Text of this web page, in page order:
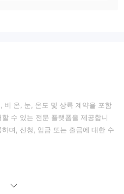
비 온, 눈, 온도 및 상륙 계약을 포함
수 있는 전문 플랫폼을 제공합니
며, 신청, 입금 또는 출금에 대한 수
2일에 등록되었습니다. 현재 상태는